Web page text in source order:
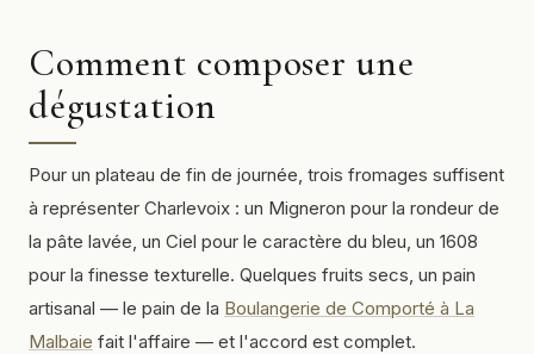
Comment composer une
dégustation
Pour un plateau de fin de journée, trois fromages suffisent
à représenter Charlevoix : un Migneron pour la rondeur de
la pâte lavée, un Ciel pour le caractère du bleu, un 1608
pour la finesse texturelle. Quelques fruits secs, un pain
artisanal — le pain de la Boulangerie de Comporté à La
Malbaie fait l'affaire — et l'accord est complet.